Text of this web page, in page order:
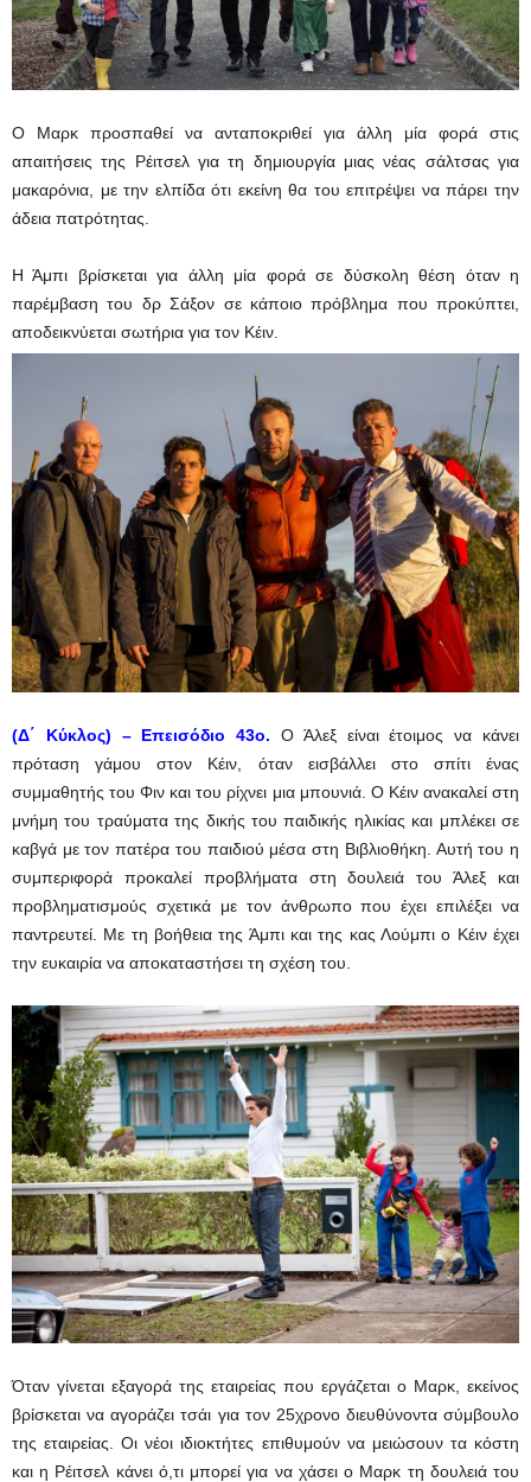
Ο Μαρκ προσπαθεί να ανταποκριθεί για άλλη μία φορά στις
απαιτήσεις της Ρέιτσελ για τη δημιουργία μιας νέας σάλτσας για
μακαρόνια, με την ελπίδα ότι εκείνη θα του επιτρέψει να πάρει την
άδεια πατρότητας.
Η Άμπι βρίσκεται για άλλη μία φορά σε δύσκολη θέση όταν η
παρέμβαση του δρ Σάξον σε κάποιο πρόβλημα που προκύπτει,
αποδεικνύεται σωτήρια για τον Κέιν.
(Δ΄ Κύκλος) – Επεισόδιο 43ο. Ο Άλεξ είναι έτοιμος να κάνει
πρόταση γάμου στον Κέιν, όταν εισβάλλει στο σπίτι ένας
συμμαθητής του Φιν και του ρίχνει μια μπουνιά. Ο Κέιν ανακαλεί στη
μνήμη του τραύματα της δικής του παιδικής ηλικίας και μπλέκει σε
καβγά με τον πατέρα του παιδιού μέσα στη Βιβλιοθήκη. Αυτή του η
συμπεριφορά προκαλεί προβλήματα στη δουλειά του Άλεξ και
προβληματισμούς σχετικά με τον άνθρωπο που έχει επιλέξει να
παντρευτεί. Με τη βοήθεια της Άμπι και της κας Λούμπι ο Κέιν έχει
την ευκαιρία να αποκαταστήσει τη σχέση του.
Όταν γίνεται εξαγορά της εταιρείας που εργάζεται ο Μαρκ, εκείνος
βρίσκεται να αγοράζει τσάι για τον 25χρονο διευθύνοντα σύμβουλο
της εταιρείας. Οι νέοι ιδιοκτήτες επιθυμούν να μειώσουν τα κόστη
και η Ρέιτσελ κάνει ό,τι μπορεί για να χάσει ο Μαρκ τη δουλειά του